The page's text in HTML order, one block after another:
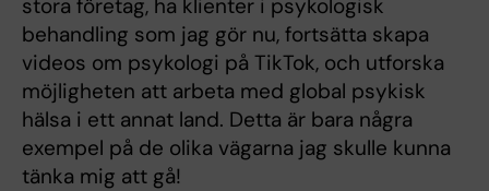
stora företag, ha klienter i psykologisk
behandling som jag gör nu, fortsätta skapa
videos om psykologi på TikTok, och utforska
möjligheten att arbeta med global psykisk
hälsa i ett annat land. Detta är bara några
exempel på de olika vägarna jag skulle kunna
tänka mig att gå!